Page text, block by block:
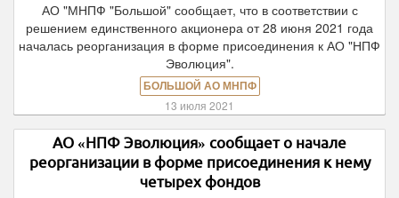
АО "МНПФ "Большой" сообщает, что в соответствии с
решением единственного акционера от 28 июня 2021 года
началась реорганизация в форме присоединения к АО "НПФ
Эволюция".
БОЛЬШОЙ АО МНПФ
13 июля 2021
АО «НПФ Эволюция» сообщает о начале
реорганизации в форме присоединения к нему
четырех фондов